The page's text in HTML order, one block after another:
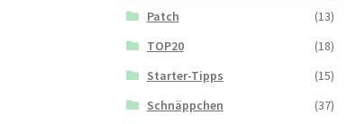
Patch
(13)
TOP20
(18)
Starter-Tipps
(15)
Schnäppchen
(37)